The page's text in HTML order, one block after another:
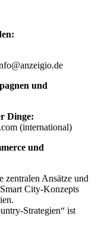
und
Dinge:
(international)
und
zentralen Ansätze und
City-Konzepts
Strategien“ ist